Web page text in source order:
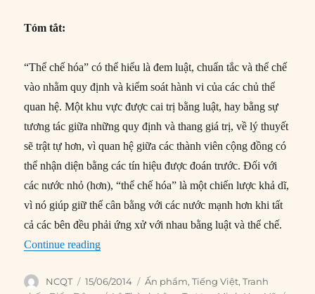
Tóm tắt:
“Thể chế hóa” có thể hiểu là đem luật, chuẩn tắc và thể chế
vào nhằm quy định và kiểm soát hành vi của các chủ thể
quan hệ. Một khu vực được cai trị bằng luật, hay bằng sự
tương tác giữa những quy định và thang giá trị, về lý thuyết
sẽ trật tự hơn, vì quan hệ giữa các thành viên cộng đồng có
thể nhận diện bằng các tín hiệu được đoán trước. Đối với
các nước nhỏ (hơn), “thể chế hóa” là một chiến lược khả dĩ,
vì nó giúp giữ thế cân bằng với các nước mạnh hơn khi tất
cả các bên đều phải ứng xử với nhau bằng luật và thể chế.
Continue reading“Vai trò của “thể chế hóa” trong tranh chấp
Author
NCQT
Posted
15/06/2014 Categories
Ấn phẩm,Tiếng Việt,Tranh